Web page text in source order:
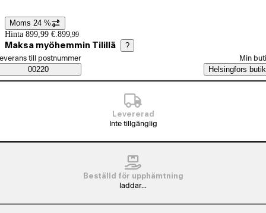
Prisinformation
Moms 24 %
Hinta 899,99 €. 899,99
Maksa myöhemmin Tilillä ?
Saatavuustiedot
beställningssätt
till postnummer
00220
Min
Helsingfors butik
Levererad
Inte tillgänglig
Beställd för upphämtning
laddar...